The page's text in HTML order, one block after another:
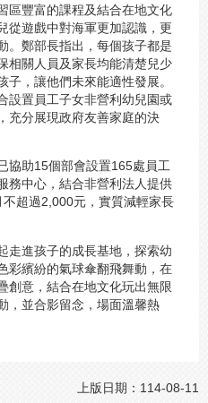
區豐富的課程及結合在地文化
從遊戲中對海軍更加認識，更
。鄭部長指出，每個孩子都是
相關人員及家長均能清楚兒少
，讓他們未來能適性發展。
設置員工子女非營利幼兒園或
充分展現政府友善家庭的決
協助15個部會設置165處員工
務中心，結合非營利法人提供
超過2,000元，實質減輕家長
走進孩子的成長基地，探索幼
彩繽紛的氣球傘翻飛舞動，在
創意，結合在地文化玩出無限
，並合影留念，場面溫馨熱
上版日期：114-08-11